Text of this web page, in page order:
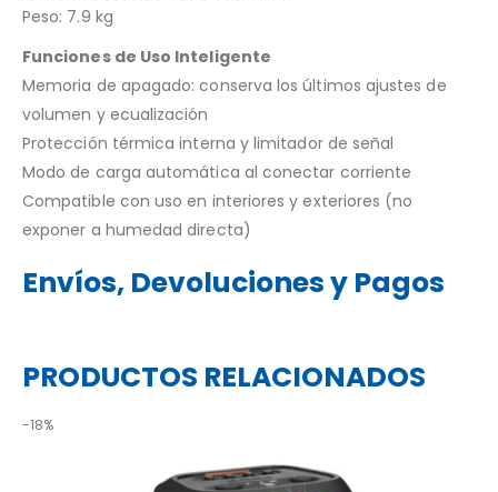
Peso: 7.9 kg
Funciones de Uso Inteligente
Memoria de apagado: conserva los últimos ajustes de
volumen y ecualización
Protección térmica interna y limitador de señal
Modo de carga automática al conectar corriente
Compatible con uso en interiores y exteriores (no
exponer a humedad directa)
Envíos, Devoluciones y Pagos
PRODUCTOS RELACIONADOS
-18%